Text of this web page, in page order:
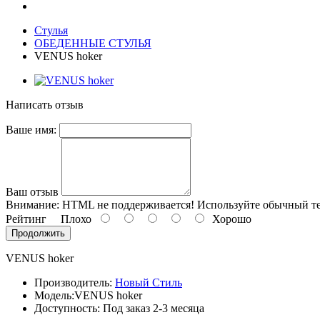
Стулья
ОБЕДЕННЫЕ СТУЛЬЯ
VENUS hoker
Написать отзыв
Ваше имя:
Ваш отзыв
Внимание: HTML не поддерживается! Используйте обычный
Рейтинг Плохо Хорошо
Продолжить
VENUS hoker
Производитель: Новый Стиль
Модель:VENUS hoker
Доступность: Под заказ 2-3 месяца